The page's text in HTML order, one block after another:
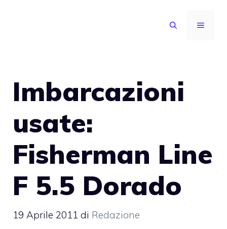
MENU
Imbarcazioni
usate:
Fisherman Line
F 5.5 Dorado
19 Aprile 2011 di Redazione